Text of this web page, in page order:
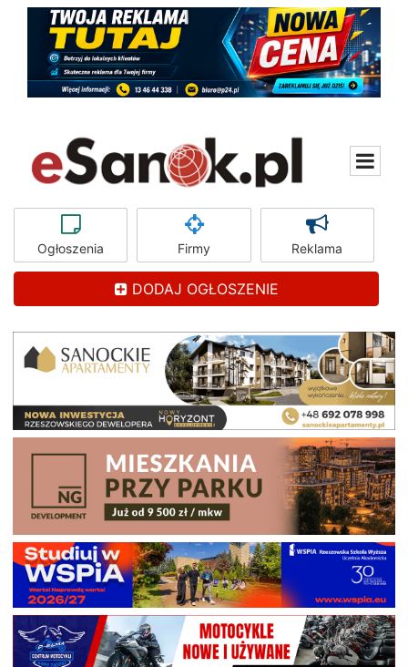
Ogłoszenia Firmy Reklama
DODAJ OGŁOSZENIE